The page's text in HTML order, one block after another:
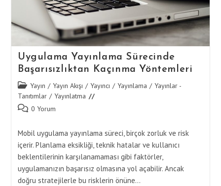
Uygulama Yayınlama Sürecinde
Başarısızlıktan Kaçınma Yöntemleri
Post
category:
Yayın / Yayın Akışı / Yayıncı / Yayınlama / Yayınlar -
Tanıtımlar / Yayınlatma
Post 0 Yorum
Mobil uygulama yayınlama süreci, birçok zorluk ve risk
içerir. Planlama eksikliği, teknik hatalar ve kullanıcı
beklentilerinin karşılanamaması gibi faktörler,
uygulamanızın başarısız olmasına yol açabilir. Ancak
doğru stratejilerle bu risklerin önüne…